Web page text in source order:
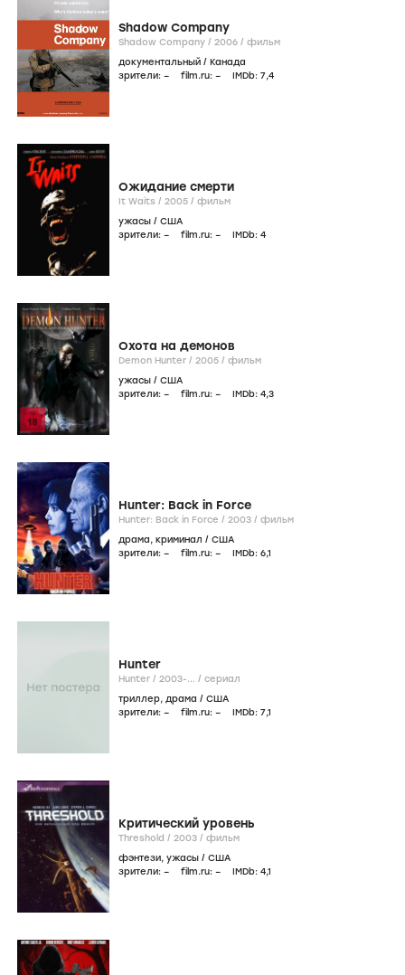
Shadow Company
Shadow Company / 2006 / фильм
документальный / Канада
зрители: – film.ru: – IMDb: 7,4
Ожидание смерти
It Waits / 2005 / фильм
ужасы / США
зрители: – film.ru: – IMDb: 4
Охота на демонов
Demon Hunter / 2005 / фильм
ужасы / США
зрители: – film.ru: – IMDb: 4,3
Hunter: Back in Force
Hunter: Back in Force / 2003 / фильм
драма, криминал / США
зрители: – film.ru: – IMDb: 6,1
Hunter
Hunter / 2003-... / сериал
триллер, драма / США
зрители: – film.ru: – IMDb: 7,1
Критический уровень
Threshold / 2003 / фильм
фэнтези, ужасы / США
зрители: – film.ru: – IMDb: 4,1